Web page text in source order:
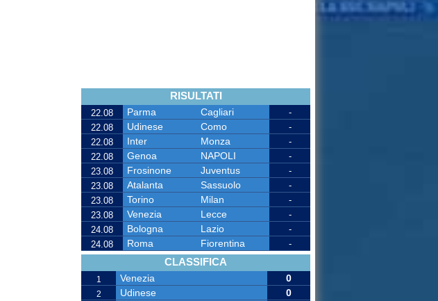
RISULTATI
22.08 Parma Cagliari
-
22.08
Udinese Como
-
22.08
Inter Monza
-
22.08
Genoa NAPOLI
-
23.08
Frosinone Juventus
-
23.08
Atalanta Sassuolo
-
23.08
Torino Milan
-
23.08
Venezia Lecce
-
24.08
Bologna Lazio
-
24.08
Roma Fiorentina -
CLASSIFICA
1 Venezia 0
2 Udinese 0